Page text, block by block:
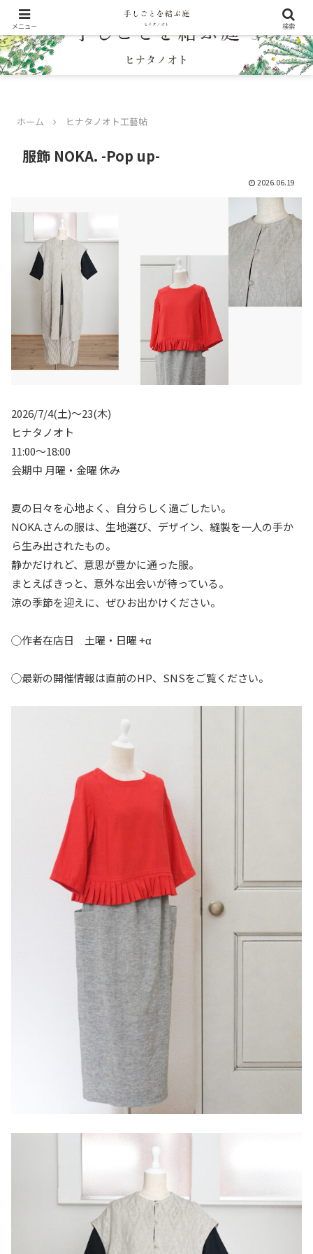
ホーム ヒナタノオト工藝帖
服飾 NOKA. -Pop up-
2026.06.19
2026/7/4(土)〜23(木)
ヒナタノオト
11:00～18:00
会期中 月曜・金曜 休み
夏の日々を心地よく、自分らしく過ごしたい。
NOKA.さんの服は、生地選び、デザイン、縫製を一人の手か
ら生み出されたもの。
静かだけれど、意思が豊かに通った服。
まとえばきっと、意外な出会いが待っている。
涼の季節を迎えに、ぜひお出かけください。
◯作者在店日 土曜・日曜 +α
◯最新の開催情報は直前のHP、SNSをご覧ください。
メニュー 検索